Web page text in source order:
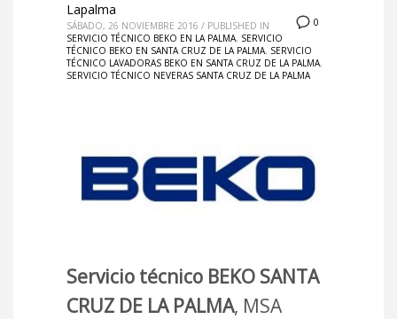
0
Lapalma
SÁBADO, 26 NOVIEMBRE 2016 / PUBLISHED IN
SERVICIO TÉCNICO BEKO EN LA PALMA, SERVICIO
TÉCNICO BEKO EN SANTA CRUZ DE LA PALMA, SERVICIO
TÉCNICO LAVADORAS BEKO EN SANTA CRUZ DE LA PALMA,
SERVICIO TÉCNICO NEVERAS SANTA CRUZ DE LA PALMA
Servicio técnico BEKO SANTA
CRUZ DE LA PALMA, MSA